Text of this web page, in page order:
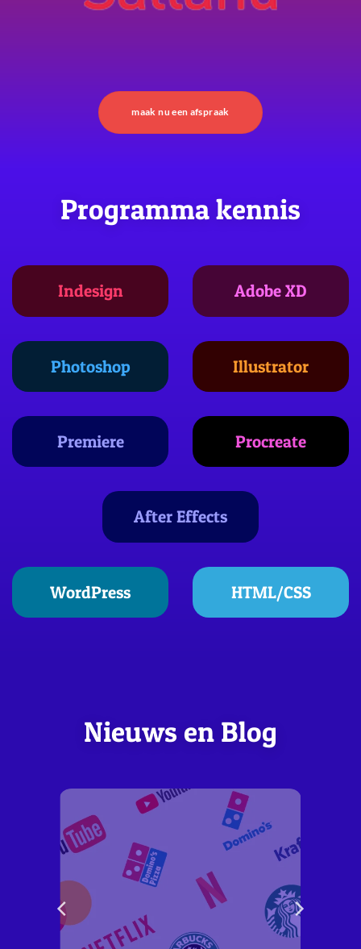
maak nu een afspraak
Programma kennis
Indesign Adobe XD
Photoshop Illustrator
Premiere Procreate
After Effects
WordPress HTML/CSS
Nieuws en Blog